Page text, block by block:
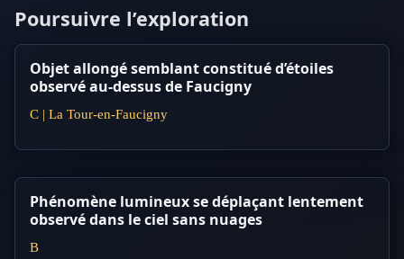
Poursuivre l’exploration
Objet allongé semblant constitué d’étoiles
observé au-dessus de Faucigny
C | La Tour-en-Faucigny
Phénomène lumineux se déplaçant lentement
observé dans le ciel sans nuages
B